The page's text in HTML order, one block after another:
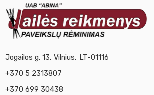
Jogailos g. 13, Vilnius, LT-01116
+370 5 2313807
+370 699 30438